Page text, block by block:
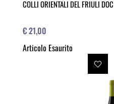
COLLI ORIENTALI DEL FRIULI
€ 21,00
Articolo Esaurito